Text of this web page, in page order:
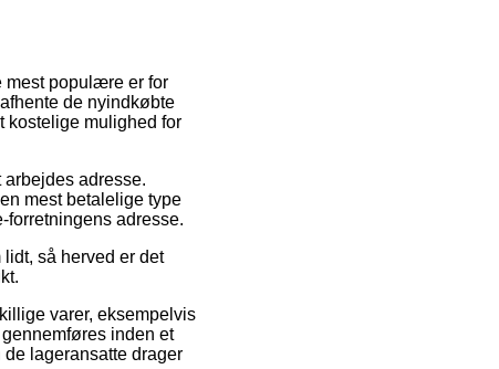
mest populære er for
de nyindkøbte
kostelige mulighed for
adresse.
mest betalelige type
forretningens adresse.
så herved er det
varer, eksempelvis
inden et
lageransatte drager